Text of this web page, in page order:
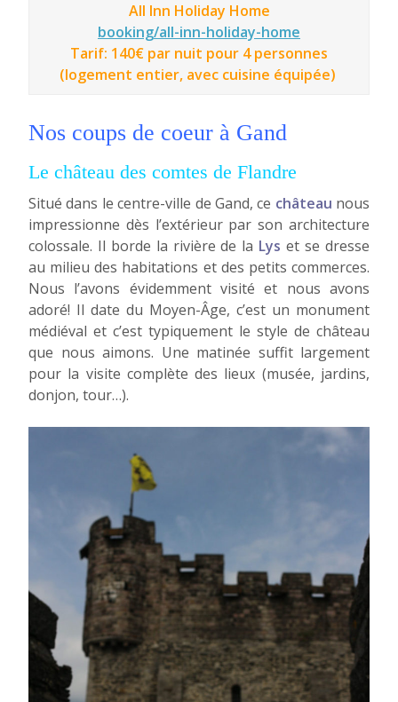
All Inn Holiday Home
booking/all-inn-holiday-home
Tarif: 140€ par nuit pour 4 personnes
(logement entier, avec cuisine équipée)
Nos coups de coeur à Gand
Le château des comtes de Flandre
Situé dans le centre-ville de Gand, ce château nous
impressionne dès l’extérieur par son architecture
colossale. Il borde la rivière de la Lys et se dresse
au milieu des habitations et des petits commerces.
Nous l’avons évidemment visité et nous avons
adoré! Il date du Moyen-Âge, c’est un monument
médiéval et c’est typiquement le style de château
que nous aimons. Une matinée suffit largement
pour la visite complète des lieux (musée, jardins,
donjon, tour…).